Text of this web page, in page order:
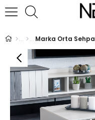
Marka Orta Sehpa